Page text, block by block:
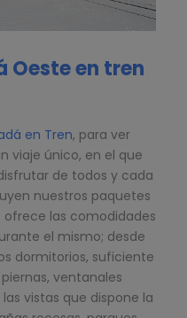
Oeste en tren
en Tren, para ver
viaje único, en el que
de todos y cada
nuestros paquetes
ofrece las comodidades
el mismo; desde
dormitorios, suficiente
ventanales
vistas que dispone la